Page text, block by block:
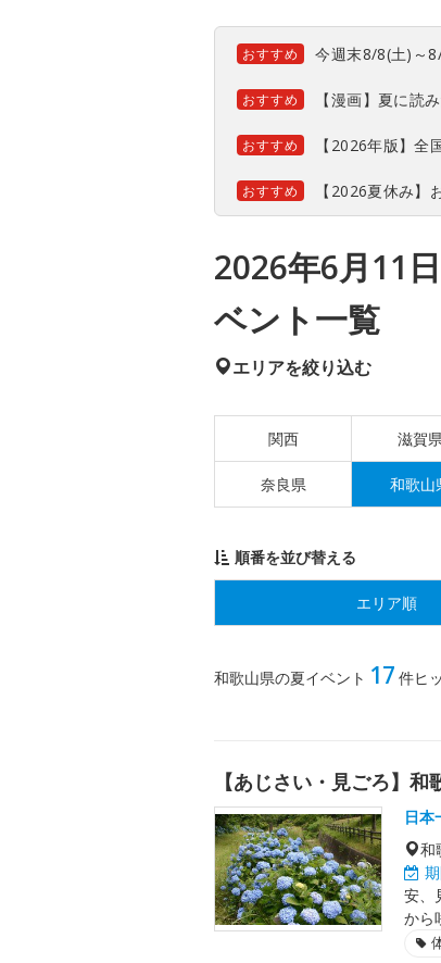
おすすめ 今週末8/8(土)～
おすすめ 【漫画】夏に読
おすすめ 【2026年版】全
おすすめ 【2026夏休み】
2026年6月11
ベント一覧
エリアを絞り込む
関西 滋賀
奈良県 和歌山
順番を並び替える
エリア順
和歌山県の夏イベント 17 件ヒ
【あじさい・見ごろ】
日本
和
安、
から